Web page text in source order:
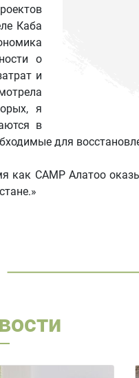
Каба
о
и
я
в
для
как CAMP Алатоо